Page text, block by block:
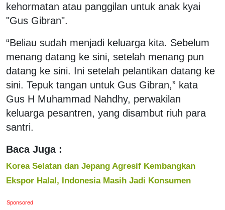
kehormatan atau panggilan untuk anak kyai
"Gus Gibran".
“Beliau sudah menjadi keluarga kita. Sebelum
menang datang ke sini, setelah menang pun
datang ke sini. Ini setelah pelantikan datang ke
sini. Tepuk tangan untuk Gus Gibran,” kata
Gus H Muhammad Nahdhy, perwakilan
keluarga pesantren, yang disambut riuh para
santri.
Baca Juga :
Korea Selatan dan Jepang Agresif Kembangkan
Ekspor Halal, Indonesia Masih Jadi Konsumen
Sponsored